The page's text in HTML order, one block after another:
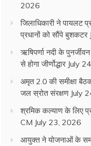
2026
जिलाधिकारी ने पायलट
प्रधानों को सौंपे बुशकटर
ऋषिपर्णा नदी के
से होगा जीर्णोद्धार July
अमृत 2.0 की समीक्षा बैठक
जल स्रोत संरक्षण July
श्रमिक कल्याण के लिए
CM July 23, 2026
आयुक्त ने योजनाओं के